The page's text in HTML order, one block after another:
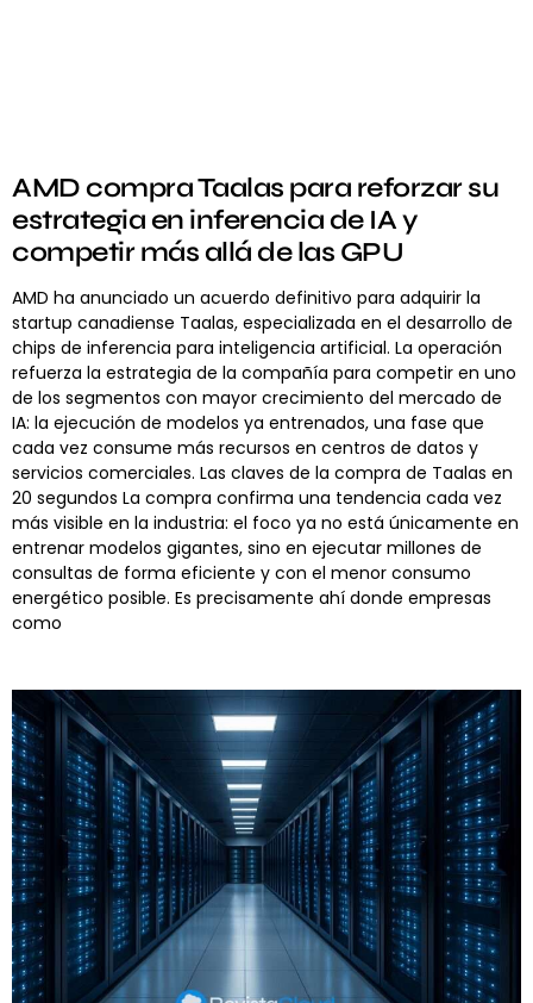
AMD compra Taalas para reforzar su
estrategia en inferencia de IA y
competir más allá de las GPU
AMD ha anunciado un acuerdo definitivo para adquirir la
startup canadiense Taalas, especializada en el desarrollo de
chips de inferencia para inteligencia artificial. La operación
refuerza la estrategia de la compañía para competir en uno
de los segmentos con mayor crecimiento del mercado de
IA: la ejecución de modelos ya entrenados, una fase que
cada vez consume más recursos en centros de datos y
servicios comerciales. Las claves de la compra de Taalas en
20 segundos La compra confirma una tendencia cada vez
más visible en la industria: el foco ya no está únicamente en
entrenar modelos gigantes, sino en ejecutar millones de
consultas de forma eficiente y con el menor consumo
energético posible. Es precisamente ahí donde empresas
como